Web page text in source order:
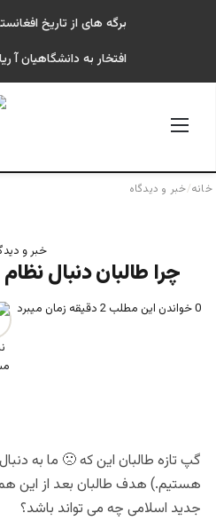
برگه های از تاریخ
افتخار به دانشگاهیان آ
خانه/خبر و دیدگاه
خبر و
چرا طالبان دنبال
0خواندن این مطلب 2 دقیقه زمان میبرد
گپ تازه طالبان این که 🙁 ما به
هستیم.) هدف طالبان بعد از این
جدید اسلامی چه می تواند باشد؟